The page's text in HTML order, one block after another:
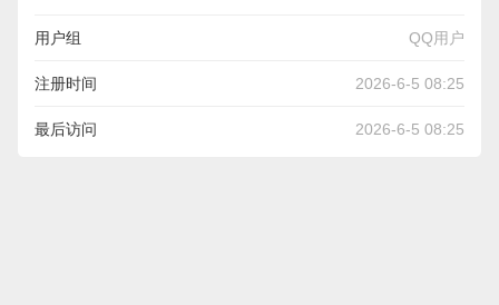
用户组 QQ用户
注册时间 2026-6-5 08:25
最后访问 2026-6-5 08:25